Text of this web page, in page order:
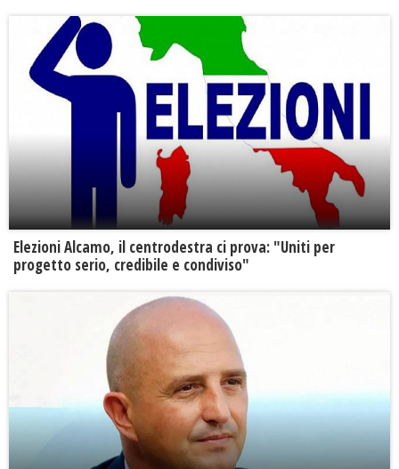
Elezioni Alcamo, il centrodestra ci prova: "Uniti per
progetto serio, credibile e condiviso"